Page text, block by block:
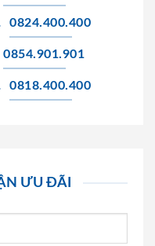
0824.400.400
0854.901.901
0818.400.400
ƯU ĐÃI